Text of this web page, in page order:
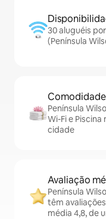
30 aluguéis
(Península
Península
Wi-Fi e
cidade
Avaliação
Península
têm
média 4,8, de